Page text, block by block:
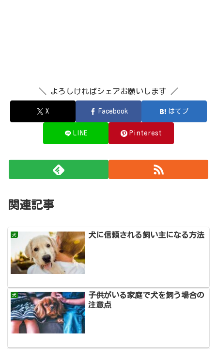
＼ よろしければシェアお願いします ／
X Facebook はてブ
LINE Pinterest
関連記事
犬 犬に信頼される飼い主になる方法
犬
子供がいる家庭で犬を飼う場合の
注意点